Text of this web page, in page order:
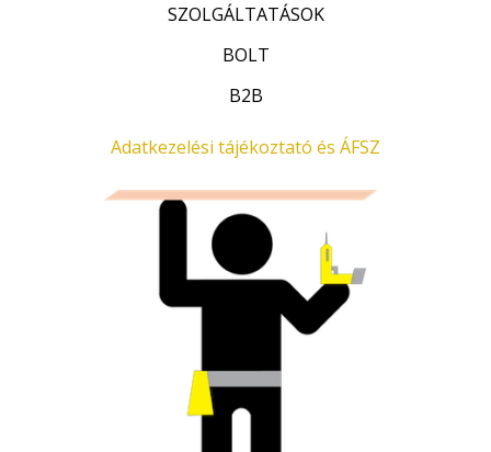
SZOLGÁLTATÁSOK
BOLT
B2B
Adatkezelési tájékoztató és ÁFSZ